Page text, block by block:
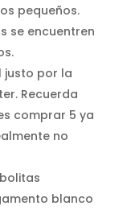
pequeños.
se encuentren
justo por la
Recuerda
comprar 5 ya
no
blanco